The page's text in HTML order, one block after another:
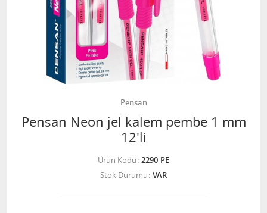
Pensan
Pensan Neon jel kalem pembe 1 mm
12'li
Ürün Kodu 2290-PE
Stok Durumu VAR